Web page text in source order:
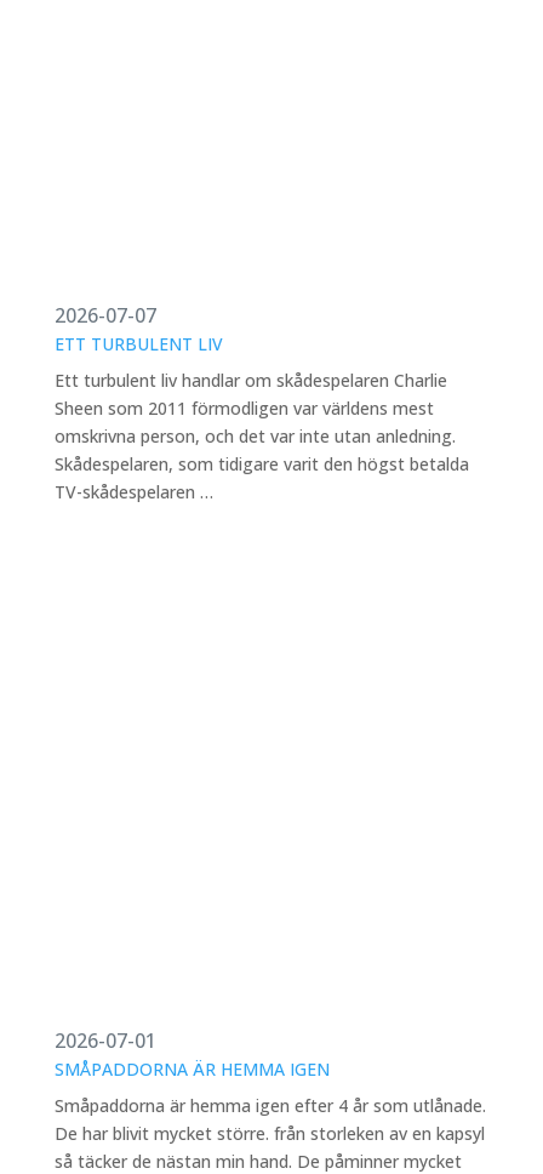
2026-07-07
ETT TURBULENT LIV
Ett turbulent liv handlar om skådespelaren Charlie
Sheen som 2011 förmodligen var världens mest
omskrivna person, och det var inte utan anledning.
Skådespelaren, som tidigare varit den högst betalda
TV-skådespelaren …
2026-07-01
SMÅPADDORNA ÄR HEMMA IGEN
Småpaddorna är hemma igen efter 4 år som utlånade.
De har blivit mycket större. från storleken av en kapsyl
så täcker de nästan min hand. De påminner mycket